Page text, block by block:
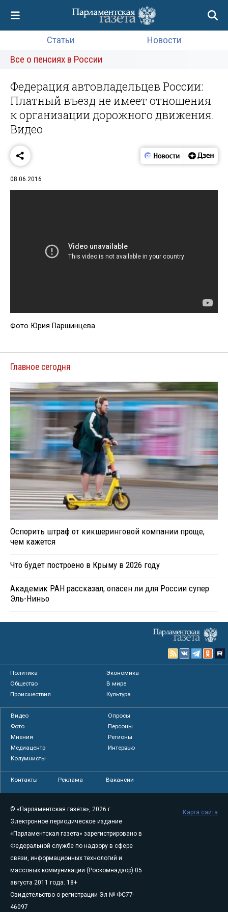
Статьи
Новости
Все о пенсиях в России
Федерация автовладельцев России:
Платный въезд не имеет отношения
к организации дорожного движения.
Видео
08.06.2016
Фото Юрия Паршинцева
Главное сегодня
Оспорить штраф от кикшеринговой компании проще,
чем кажется
Что будет построено в Крыму в 2026 году
Академик РАН рассказал, опасен ли для России супер
Эль-Ниньо
Политика
Экономика
Общество
В мире
Происшествия
Культура
Видео
Опросы
Фото
Персоны
Мнения
Регионы
Медиацентр
Интервью
Колумнисты
Контакты Реклама Вакансии
© «Парламентская газета», 2026 г.
Электронное периодическое издание
«Парламентская газета» зарегистрировано в
Федеральной службе по надзору в сфере
связи, информационных технологий и
массовых коммуникаций (Роскомнадзор) 05
августа 2011 года. 18+
Свидетельство о регистрации Эл № ФС77-
46097
Карта сайта